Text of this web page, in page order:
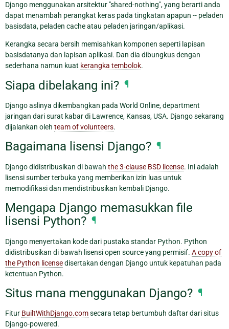
Django menggunakan arsitektur "shared-nothing", yang berarti anda
dapat menambah perangkat keras pada tingkatan apapun -- peladen
basisdata, peladen cache atau peladen jaringan/aplikasi.
Kerangka secara bersih memisahkan komponen seperti lapisan
basisdatanya dan lapisan aplikasi. Dan dia dibungkus dengan
sederhana namun kuat kerangka tembolok.
Siapa dibelakang ini? ¶
Django aslinya dikembangkan pada World Online, department
jaringan dari surat kabar di Lawrence, Kansas, USA. Django sekarang
dijalankan oleh team of volunteers.
Bagaimana lisensi Django? ¶
Django didistribusikan di bawah the 3-clause BSD license. Ini adalah
lisensi sumber terbuka yang memberikan izin luas untuk
memodifikasi dan mendistribusikan kembali Django.
Mengapa Django memasukkan file
lisensi Python? ¶
Django menyertakan kode dari pustaka standar Python. Python
didistribusikan di bawah lisensi open source yang permisif. A copy of
the Python licensedisertakan dengan Django untuk kepatuhan pada
ketentuan Python.
Situs mana menggunakan Django? ¶
Fitur BuiltWithDjango.comsecara tetap bertumbuh daftar dari situs
Django-powered.